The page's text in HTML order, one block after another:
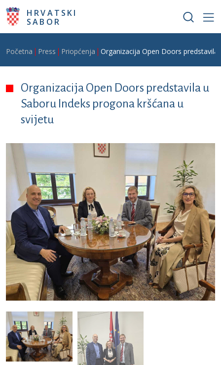
Skoči na glavni sadržaj
HRVATSKI
SABOR
Breadcrumb
Početna Press Priopćenja Organizacija Open Doors
Organizacija Open Doors predstavila u
Saboru Indeks progona kršćana u
svijetu